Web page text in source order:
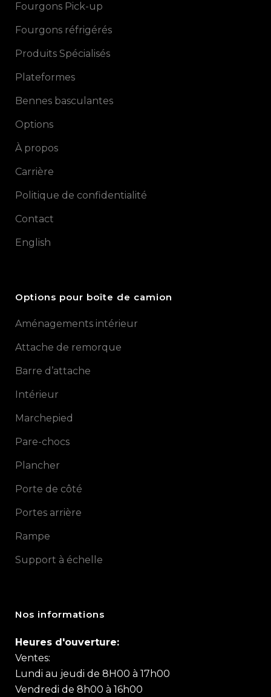
Fourgons Pick-up
Fourgons réfrigérés
Produits Spécialisés
Plateformes
Bennes basculantes
Options
À propos
Carrière
Politique de confidentialité
Contact
English
Options pour boîte de camion
Aménagements intérieur
Attache de remorque
Barre d’attache
Intérieur
Marchepied
Pare-chocs
Plancher
Porte de côté
Portes arrière
Rampe
Support à échelle
Nos informations
Heures d'ouverture:
Ventes:
Lundi au jeudi de 8H00 à 17h00
Vendredi de 8h00 à 16h00